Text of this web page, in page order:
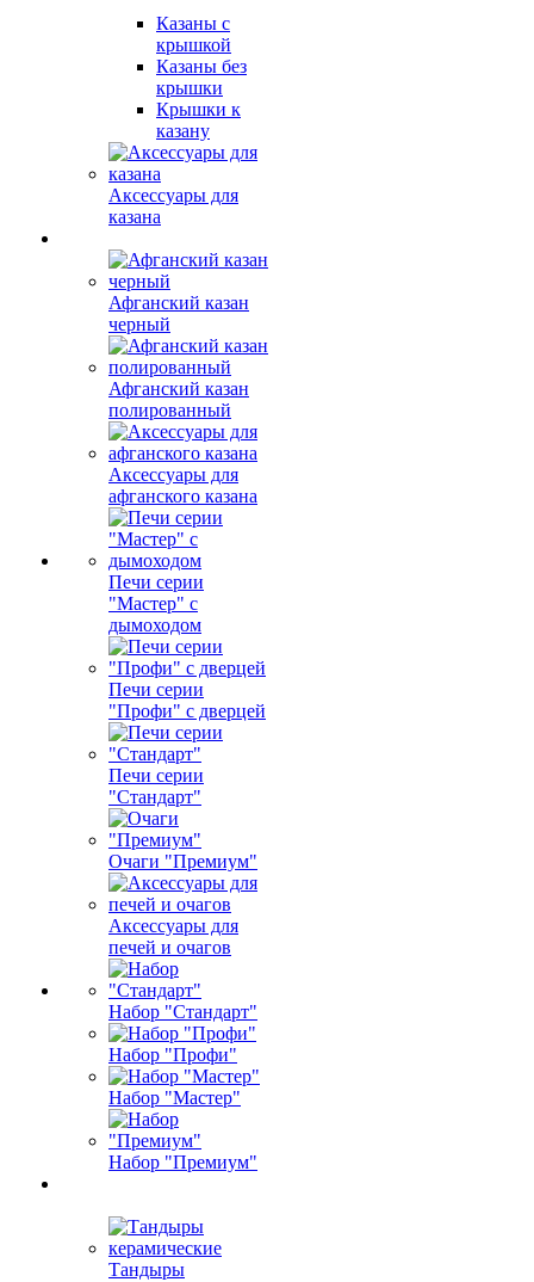
Казаны с
крышкой
Казаны без
крышки
Крышки к
казану
Аксессуары для
казана
Афганский казан
черный
Афганский казан
полированный
Аксессуары для
афганского казана
Печи серии
"Мастер" с
дымоходом
Печи серии
"Профи" с дверцей
Печи серии
"Стандарт"
Очаги "Премиум"
Аксессуары для
печей и очагов
Набор "Стандарт"
Набор "Профи"
Набор "Мастер"
Набор "Премиум"
Тандыры